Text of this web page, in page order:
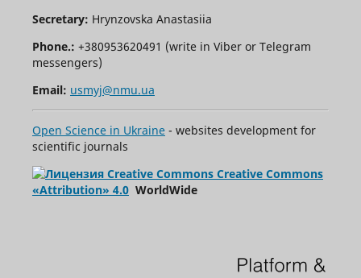
Secretary: Hrynzovska Anastasiia
Phone.: +380953620491 (write in Viber or Telegram
messengers)
Email: usmyj@nmu.ua
Open Science in Ukraine- websites development for
scientific journals
Creative Commons
«Attribution» 4.0WorldWide